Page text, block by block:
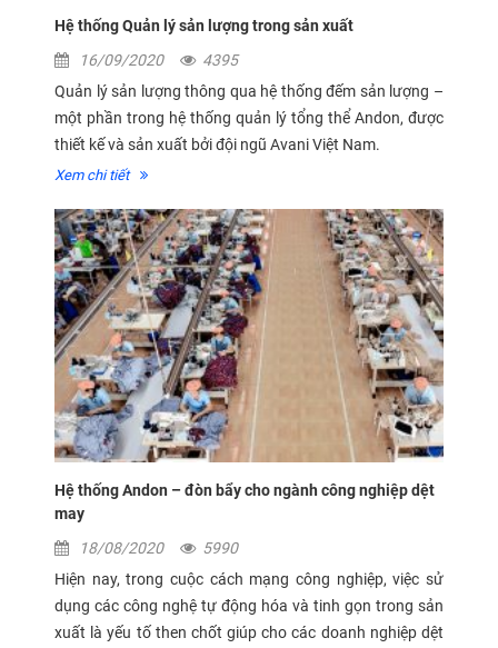
Hệ thống Quản lý sản lượng trong sản xuất
16/09/2020
4395
Quản lý sản lượng thông qua hệ thống đếm sản lượng –
một phần trong hệ thống quản lý tổng thể Andon, được
thiết kế và sản xuất bởi đội ngũ Avani Việt Nam.
Xem chi tiết
Hệ thống Andon – đòn bẩy cho ngành công nghiệp dệt
may
18/08/2020
5990
Hiện nay, trong cuộc cách mạng công nghiệp, việc sử
dụng các công nghệ tự động hóa và tinh gọn trong sản
xuất là yếu tố then chốt giúp cho các doanh nghiệp dệt